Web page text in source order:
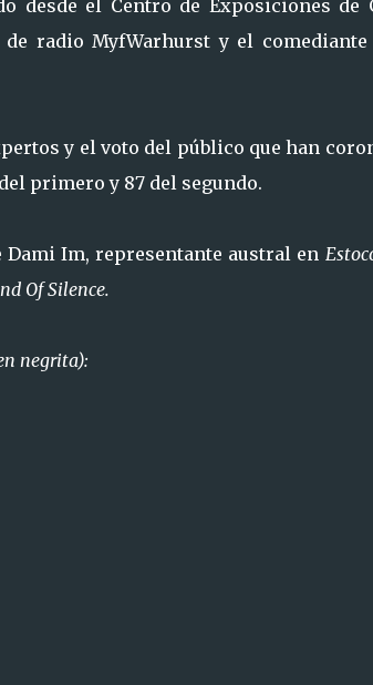
desde el Centro de Exposiciones de
radio MyfWarhurst y el comediante
y el voto del público que han
primero y 87 del segundo.
Im, representante austral en
Of Silence.
negrita):